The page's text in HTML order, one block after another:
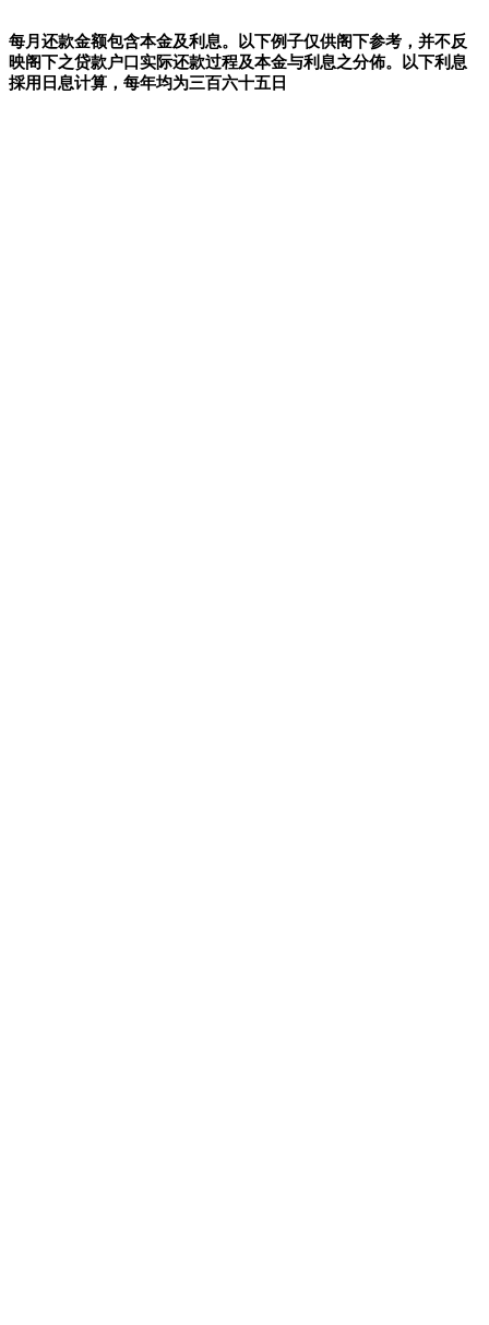
每月还款金额包含本金及利息。以下例子仅供阁下参考，并不反
映阁下之贷款户口实际还款过程及本金与利息之分佈。以下利息
採用日息计算，每年均为三百六十五日